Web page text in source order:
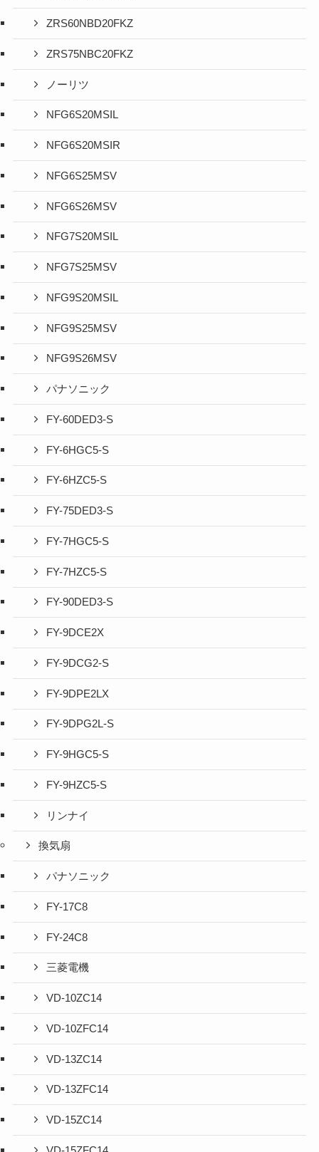
ZRS60NBD20FKZ
ZRS75NBC20FKZ
ノーリツ
NFG6S20MSIL
NFG6S20MSIR
NFG6S25MSV
NFG6S26MSV
NFG7S20MSIL
NFG7S25MSV
NFG9S20MSIL
NFG9S25MSV
NFG9S26MSV
パナソニック
FY-60DED3-S
FY-6HGC5-S
FY-6HZC5-S
FY-75DED3-S
FY-7HGC5-S
FY-7HZC5-S
FY-90DED3-S
FY-9DCE2X
FY-9DCG2-S
FY-9DPE2LX
FY-9DPG2L-S
FY-9HGC5-S
FY-9HZC5-S
リンナイ
換気扇
パナソニック
FY-17C8
FY-24C8
三菱電機
VD-10ZC14
VD-10ZFC14
VD-13ZC14
VD-13ZFC14
VD-15ZC14